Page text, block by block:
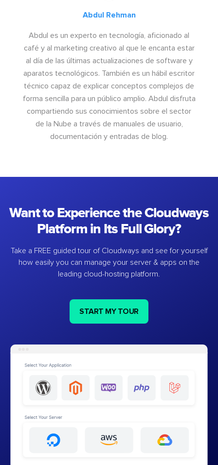
Abdul Rehman
Abdul es un experto en tecnología, aficionado al
café y al marketing creativo al que le encanta estar
al día de las últimas actualizaciones de software y
aparatos tecnológicos. También es un hábil escritor
técnico capaz de explicar conceptos complejos de
forma sencilla para un público amplio. Abdul disfruta
compartiendo sus conocimientos sobre el sector
de la Nube a través de manuales de usuario,
documentación y entradas de blog.
Want to Experience the Cloudways
Platform in Its Full Glory?
Take a FREE guided tour of Cloudways and see for yourself
how easily you can manage your server & apps on the
leading cloud-hosting platform.
START MY TOUR